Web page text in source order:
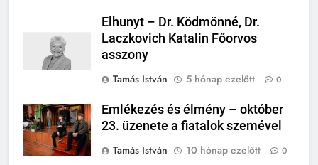
Elhunyt – Dr. Ködmönné, Dr.
Laczkovich Katalin Főorvos
asszony
Tamás István
5 hónap ezelőtt 0
Emlékezés és élmény – október
23. üzenete a fiatalok szemével
Tamás István
10 hónap ezelőtt 0